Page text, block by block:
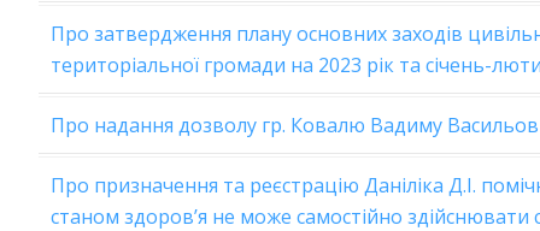
Про затвердження плану основних заходів
територіальної громади на 2023 рік та січень-
Про надання дозволу гр. Ковалю Вадиму
Про призначення та реєстрацію Даніліка Д.І.
станом здоров’я не може самостійно здійснювати